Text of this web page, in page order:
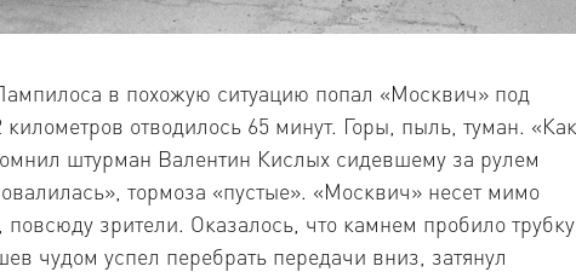
в похожую ситуацию попал «Москвич» под
отводилось 65 минут. Горы, пыль, туман. «Как
штурман Валентин Кислых сидевшему за рулем
тормоза «пустые». «Москвич» несет мимо
зрители. Оказалось, что камнем пробило трубку
чудом успел перебрать передачи вниз, затянул